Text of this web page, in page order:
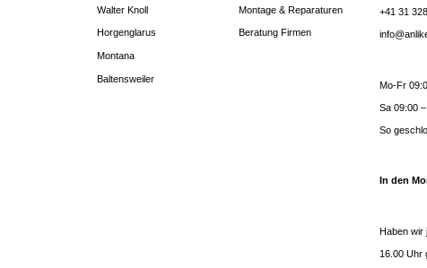
Walter Knoll
Horgenglarus
Montana
Baltensweiler
Montage & Reparaturen
Beratung Firmen
+41 31
Mo-Fr
Sa 09:00
So
In den
Haben wir
16.00 Uhr